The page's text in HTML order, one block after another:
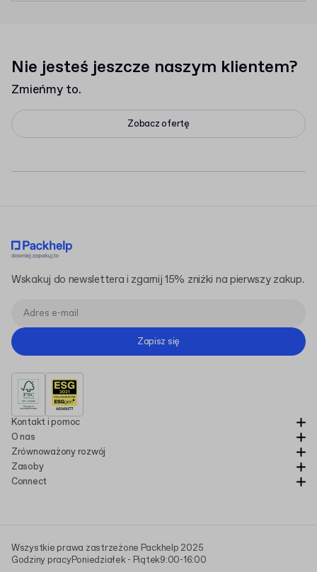
Nie jesteś jeszcze naszym klientem?
Zmieńmy to.
Zobacz ofertę
Kontakt i pomoc
O nas
Zrównoważony rozwój
Zasoby
Connect
Wskakuj do newslettera i zgarnij 15% zniżki na pierwszy zakup.
Zapisz się
Wszystkie prawa zastrzeżone Packhelp 2025
Godziny pracyPoniedziałek - Piątek9:00-16:00